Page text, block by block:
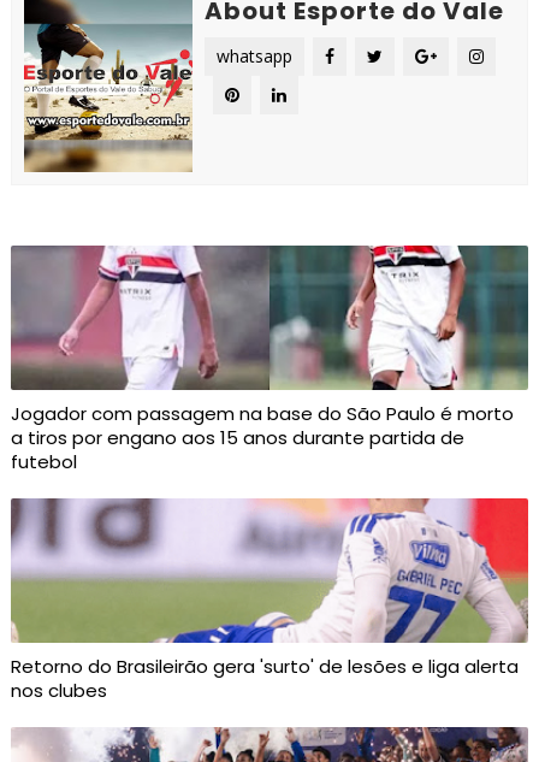
About Esporte do Vale
whatsapp
Jogador com passagem na base do São Paulo é morto
a tiros por engano aos 15 anos durante partida de
futebol
Retorno do Brasileirão gera 'surto' de lesões e liga alerta
nos clubes